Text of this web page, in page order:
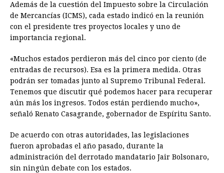
Además de la cuestión del Impuesto sobre la Circulación
de Mercancías (ICMS), cada estado indicó en la reunión
con el presidente tres proyectos locales y uno de
importancia regional.
«Muchos estados perdieron más del cinco por ciento (de
entradas de recursos). Esa es la primera medida. Otras
podrán ser tomadas junto al Supremo Tribunal Federal.
Tenemos que discutir qué podemos hacer para recuperar
aún más los ingresos. Todos están perdiendo mucho»,
señaló Renato Casagrande, gobernador de Espíritu Santo.
De acuerdo con otras autoridades, las legislaciones
fueron aprobadas el año pasado, durante la
administración del derrotado mandatario Jair Bolsonaro,
sin ningún debate con los estados.